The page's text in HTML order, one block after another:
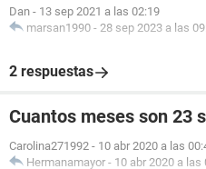
Dan - 13 sep 2021 a las 02:19
marsan1990 - 28 sep 2023 a las
2 respuestas
Cuantos meses son 23
Carolina271992 - 10 abr 2020 a las
Hermanamayor - 10 abr 2020 a las